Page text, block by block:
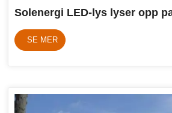
SE MER